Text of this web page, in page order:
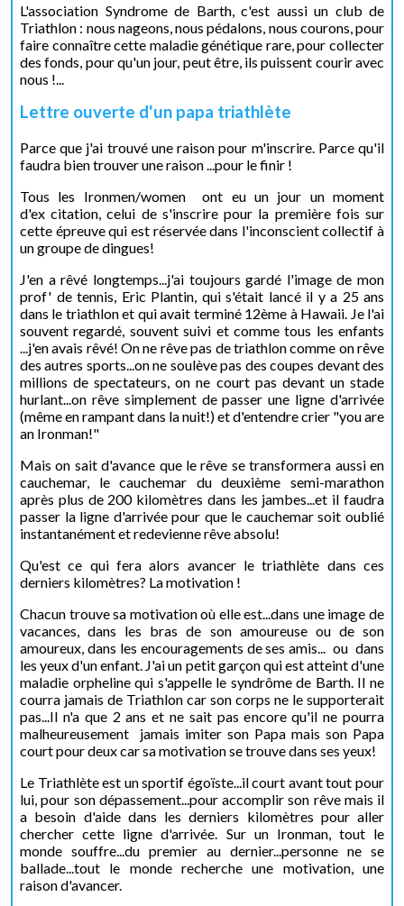
L'association Syndrome de Barth, c'est aussi un club de
Triathlon : nous nageons, nous pédalons, nous courons, pour
faire connaître cette maladie génétique rare, pour collecter
des fonds, pour qu'un jour, peut être, ils puissent courir avec
nous !...
Lettre ouverte d'un papa triathlète
Parce que j'ai trouvé une raison pour m'inscrire. Parce qu'il
faudra bien trouver une raison ...pour le finir !
Tous les Ironmen/women ont eu un jour un moment
d'ex citation, celui de s'inscrire pour la première fois sur
cette épreuve qui est réservée dans l'inconscient collectif à
un groupe de dingues!
J'en a rêvé longtemps...j'ai toujours gardé l'image de mon
prof' de tennis, Eric Plantin, qui s'était lancé il y a 25 ans
dans le triathlon et qui avait terminé 12ème à Hawaii. Je l'ai
souvent regardé, souvent suivi et comme tous les enfants
...j'en avais rêvé! On ne rêve pas de triathlon comme on rêve
des autres sports...on ne soulève pas des coupes devant des
millions de spectateurs, on ne court pas devant un stade
hurlant...on rêve simplement de passer une ligne d'arrivée
(même en rampant dans la nuit!) et d'entendre crier "you are
an Ironman!"
Mais on sait d'avance que le rêve se transformera aussi en
cauchemar, le cauchemar du deuxième semi-marathon
après plus de 200 kilomètres dans les jambes...et il faudra
passer la ligne d'arrivée pour que le cauchemar soit oublié
instantanément et redevienne rêve absolu!
Qu'est ce qui fera alors avancer le triathlète dans ces
derniers kilomètres? La motivation !
Chacun trouve sa motivation où elle est...dans une image de
vacances, dans les bras de son amoureuse ou de son
amoureux, dans les encouragements de ses amis... ou dans
les yeux d'un enfant. J'ai un petit garçon qui est atteint d'une
maladie orpheline qui s'appelle le syndrôme de Barth. Il ne
courra jamais de Triathlon car son corps ne le supporterait
pas...Il n'a que 2 ans et ne sait pas encore qu'il ne pourra
malheureusement jamais imiter son Papa mais son Papa
court pour deux car sa motivation se trouve dans ses yeux!
Le Triathlète est un sportif égoïste...il court avant tout pour
lui, pour son dépassement...pour accomplir son rêve mais il
a besoin d'aide dans les derniers kilomètres pour aller
chercher cette ligne d'arrivée. Sur un Ironman, tout le
monde souffre...du premier au dernier...personne ne se
ballade...tout le monde recherche une motivation, une
raison d'avancer.